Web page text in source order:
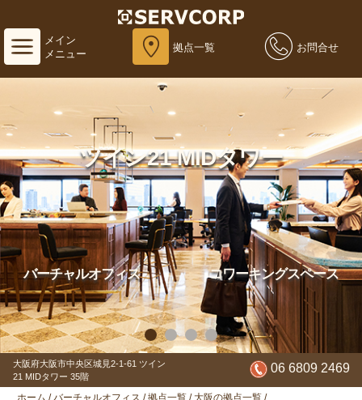
メイン
メニュー
拠点一覧 お問合せ
ツイン21 MIDタワー
バーチャルオフィス コワーキングスペース
大阪府大阪市中央区城見2-1-61 ツイン
21 MIDタワー 35階
06 6809 2469
ホーム / バーチャルオフィス / 拠点一覧 / 大阪の拠点一覧 /